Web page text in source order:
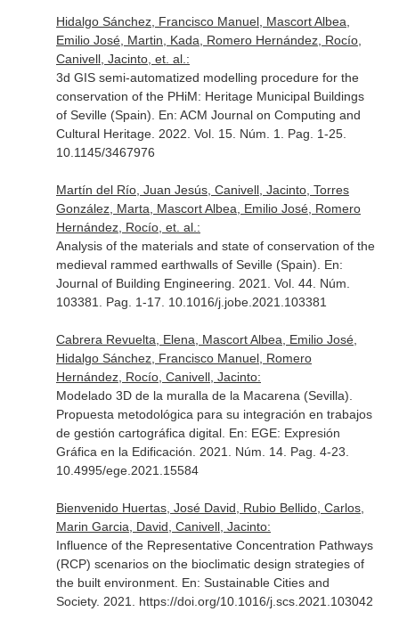
Hidalgo Sánchez, Francisco Manuel, Mascort Albea,
Emilio José, Martin, Kada, Romero Hernández, Rocío,
Canivell, Jacinto, et. al.:
3d GIS semi-automatized modelling procedure for the
conservation of the PHiM: Heritage Municipal Buildings
of Seville (Spain). En: ACM Journal on Computing and
Cultural Heritage. 2022. Vol. 15. Núm. 1. Pag. 1-25.
10.1145/3467976
Martín del Río, Juan Jesús, Canivell, Jacinto, Torres
González, Marta, Mascort Albea, Emilio José, Romero
Hernández, Rocío, et. al.:
Analysis of the materials and state of conservation of the
medieval rammed earthwalls of Seville (Spain). En:
Journal of Building Engineering . 2021. Vol. 44. Núm.
103381. Pag. 1-17. 10.1016/j.jobe.2021.103381
Cabrera Revuelta, Elena, Mascort Albea, Emilio José,
Hidalgo Sánchez, Francisco Manuel, Romero
Hernández, Rocío, Canivell, Jacinto:
Modelado 3D de la muralla de la Macarena (Sevilla).
Propuesta metodológica para su integración en trabajos
de gestión cartográfica digital. En: EGE: Expresión
Gráfica en la Edificación . 2021. Núm. 14. Pag. 4-23.
10.4995/ege.2021.15584
Bienvenido Huertas, José David, Rubio Bellido, Carlos,
Marin Garcia, David, Canivell, Jacinto:
Influence of the Representative Concentration Pathways
(RCP) scenarios on the bioclimatic design strategies of
the built environment. En: Sustainable Cities and
Society. 2021. https://doi.org/10.1016/j.scs.2021.103042